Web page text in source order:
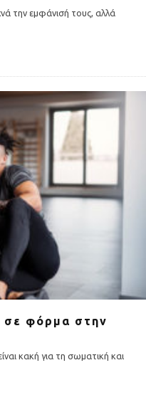
την εμφάνισή τους, αλλά
σε φόρμα στην
κακή για τη σωματική και